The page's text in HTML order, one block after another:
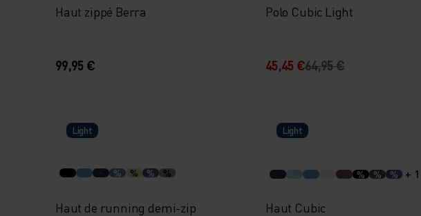
Haut zippé Berra
99,95 €
Polo Cubic Light
45,45 €64,95 €
Light
% % % %
Haut de running demi-zip
Light
% % % + 1
Haut Cubic